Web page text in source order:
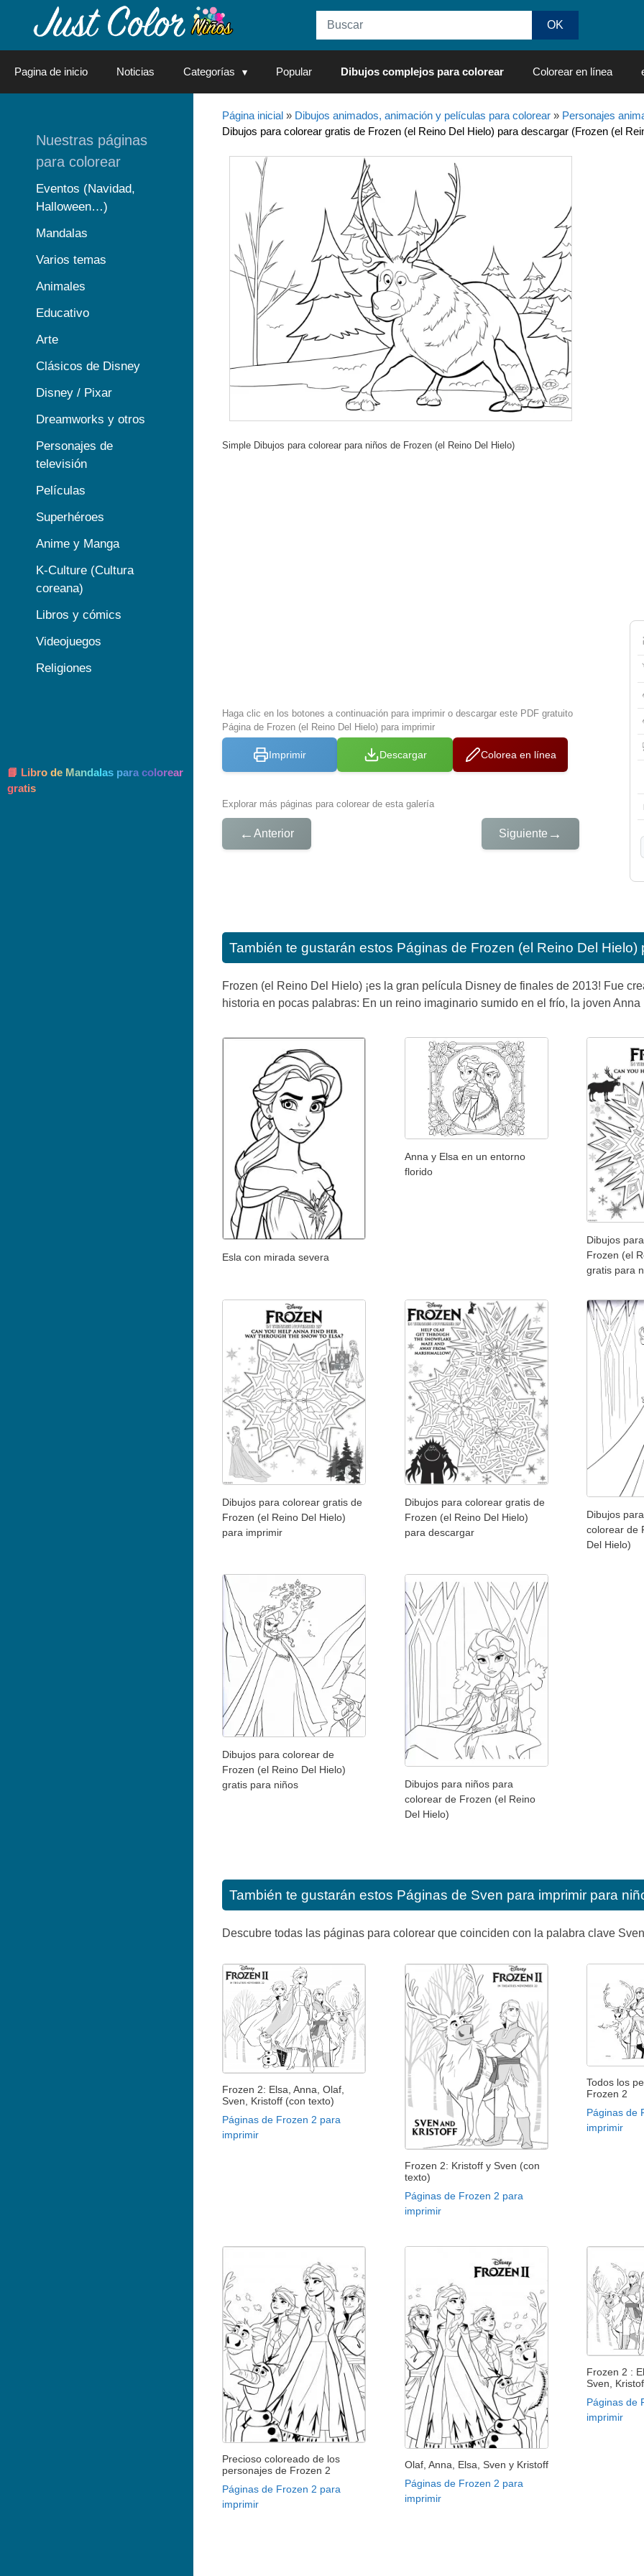
Pagina de inicio Noticias Categorías Popular Dibujos complejos para colorear Colorear en línea
Página inicial» Dibujos animados, animación y películas para colorear» Personajes
Dibujos para colorear gratis de Frozen (el Reino Del Hielo) para descargar (Frozen (el
Simple Dibujos para colorear para niños de Frozen (el Reino Del Hielo)
Haga clic en los botones a continuación para imprimir o descargar este PDF gratuito
Página de Frozen (el Reino Del Hielo) para imprimir
Imprimir Descargar Colorea en línea
Explorar más páginas para colorear de esta galería
← Anterior Siguiente →
También te gustarán estos Páginas de Frozen (el Reino Del Hielo)
Frozen (el Reino Del Hielo) ¡es la gran película Disney de finales de 2013! Fue
historia en pocas palabras: En un reino imaginario sumido en el frío, la joven
Esla con mirada severa
Anna y Elsa en un entorno
florido
Dibujos
Frozen (el
gratis para
Dibujos para colorear gratis de
Frozen (el Reino Del Hielo)
para imprimir
Dibujos para colorear gratis de
Frozen (el Reino Del Hielo)
para descargar
Dibujos
colorear de
Del Hielo)
Dibujos para colorear de
Frozen (el Reino Del Hielo)
gratis para niños
Dibujos para niños para
colorear de Frozen (el Reino
Del Hielo)
También te gustarán estos Páginas de Sven para imprimir para
Descubre todas las páginas para colorear que coinciden con la palabra clave
Frozen 2: Elsa, Anna, Olaf,
Sven, Kristoff (con texto)
Páginas de Frozen 2 para
imprimir
Frozen 2: Kristoff y Sven (con
texto)
Páginas de Frozen 2 para
imprimir
Todos los
Frozen 2
Páginas de
imprimir
Precioso coloreado de los
personajes de Frozen 2
Páginas de Frozen 2 para
imprimir
Olaf, Anna, Elsa, Sven y Kristoff
Páginas de Frozen 2 para
imprimir
Frozen 2 :
Sven,
Páginas de
imprimir
Nuestras páginas
para colorear
Eventos (Navidad,
Halloween…)
Mandalas
Varios temas
Animales
Educativo
Arte
Clásicos de Disney
Disney / Pixar
Dreamworks y otros
Personajes de
televisión
Películas
Superhéroes
Anime y Manga
K-Culture (Cultura
coreana)
Libros y cómics
Videojuegos
Religiones
📘 Libro de Mandalas para colorear
gratis